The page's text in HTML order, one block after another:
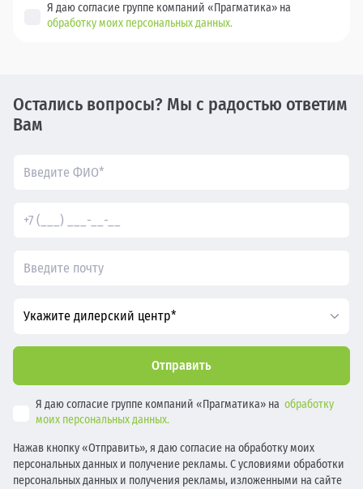
Я даю согласие группе компаний «Прагматика» на
обработку моих персональных данных.
Остались вопросы? Мы с радостью ответим
Вам
Укажите дилерский центр*
Отправить
Я даю согласие группе компаний «Прагматика» на обработку
моих персональных данных.
Нажав кнопку «Отправить», я даю согласие на обработку моих
персональных данных и получение рекламы. С условиями обработки
персональных данных и получения рекламы, изложенными на сайте